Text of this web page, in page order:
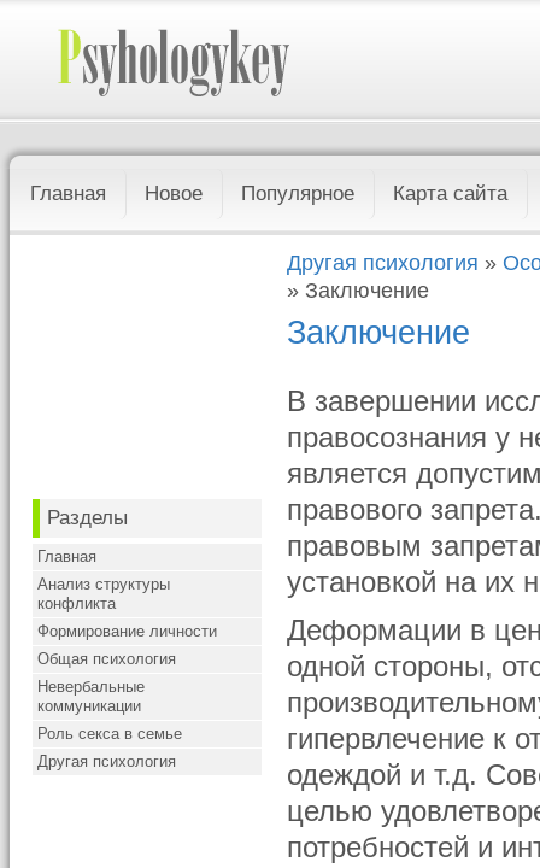
Главная Новое Популярное Карта сайта
Разделы
Главная
Анализ структуры
конфликта
Формирование личности
Общая психология
Невербальные
коммуникации
Роль секса в семье
Другая психология
Другая психология »
» Заключение
Заключение
В завершении
правосознания у
является
правового
правовым
установкой на их
Деформации в
одной стороны,
гипервлечение к
одеждой и т.д.
целью
потребностей и